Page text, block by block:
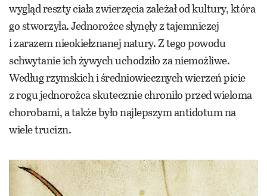
wygląd reszty ciała zwierzęcia zależał od kultury, która
go stworzyła. Jednorożce słynęły z tajemniczej
i zarazem nieokiełznanej natury. Z tego powodu
schwytanie ich żywych uchodziło za niemożliwe.
Według rzymskich i średniowiecznych wierzeń picie
z rogu jednorożca skutecznie chroniło przed wieloma
chorobami, a także było najlepszym antidotum na
wiele trucizn.